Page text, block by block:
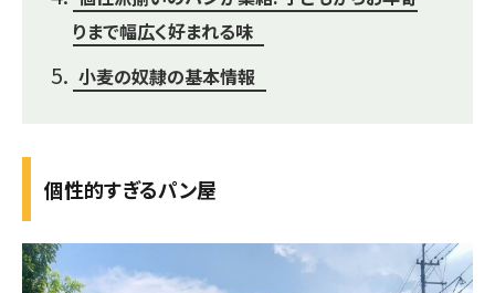
りまで幅広く好まれる味
小麦の奴隷の基本情報
個性的すぎるパン屋